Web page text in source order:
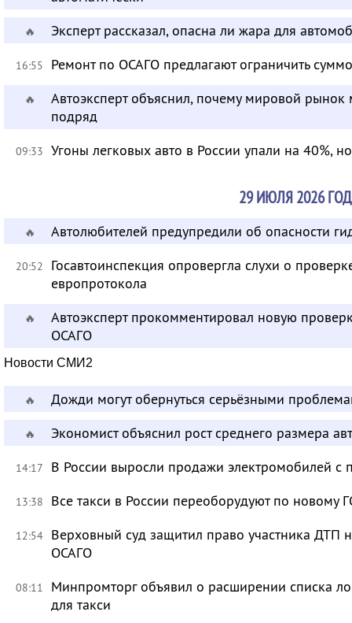
🔥 Эксперт рассказал, опасна ли жара для
16:55 Ремонт по ОСАГО предлагают ограничить
🔥
Автоэксперт объяснил, почему мировой
подряд
09:33 Угоны легковых авто в России упали на 40%,
29 ИЮЛЯ 2026
🔥 Автолюбителей предупредили об опасности
20:52
Госавтоинспекция опровергла слухи о
европротокола
🔥
Автоэксперт прокомментировал новую
ОСАГО
Новости СМИ2
🔥 Дожди могут обернуться серьёзными
🔥 Экономист объяснил рост среднего размера
14:17 В России выросли продажи электромобилей с
13:38 Все такси в России переоборудуют по новому
12:54 Верховный суд защитил право участника ДТП
ОСАГО
08:11
Минпромторг объявил о расширении списка
для такси